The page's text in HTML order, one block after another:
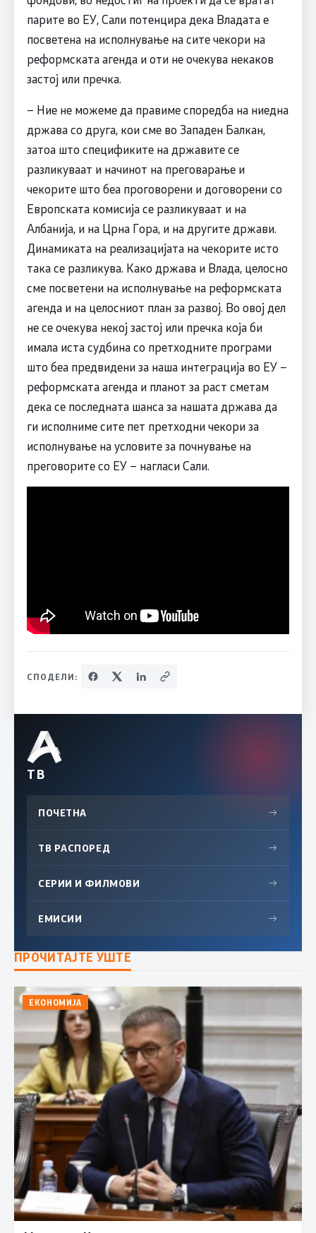
парите во ЕУ, Сали потенцира дека Владата е
посветена на исполнување на сите чекори на
реформската агенда и оти не очекува некаков
застој или пречка.
– Ние не можеме да правиме споредба на ниедна
држава со друга, кои сме во Западен Балкан,
затоа што спецификите на државите се
разликуваат и начинот на преговарање и
чекорите што беа проговорени и договорени со
Европската комисија се разликуваат и на
Албанија, и на Црна Гора, и на другите држави.
Динамиката на реализацијата на чекорите исто
така се разликува. Како држава и Влада, целосно
сме посветени на исполнување на реформската
агенда и на целосниот план за развој. Во овој дел
не се очекува некој застој или пречка која би
имала иста судбина со претходните програми
што беа предвидени за наша интеграција во ЕУ –
реформската агенда и планот за раст сметам
дека се последната шанса за нашата држава да
ги исполниме сите пет претходни чекори за
исполнување на условите за почнување на
преговорите со ЕУ – нагласи Сали.
СПОДЕЛИ:
ТВ
ПОЧЕТНА →
ТВ РАСПОРЕД →
СЕРИИ И ФИЛМОВИ →
ЕМИСИИ →
ПРОЧИТАЈТЕ УШТЕ
ЕКОНОМИЈА